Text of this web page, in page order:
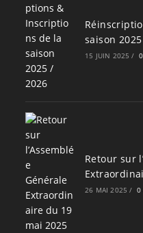
saison
15 JUIN 2025 /
Retour sur
26 MAI 2025 / 0